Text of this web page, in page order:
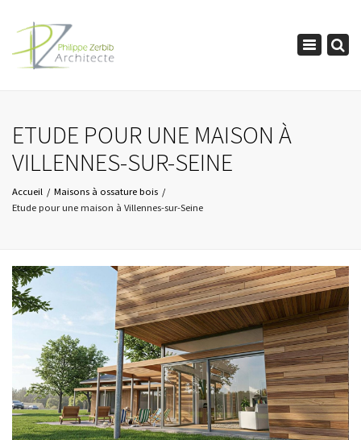
Toggle
ETUDE POUR UNE MAISON À
VILLENNES-SUR-SEINE
Accueil
Maisons à ossature bois
Etude pour une maison à Villennes-sur-Seine